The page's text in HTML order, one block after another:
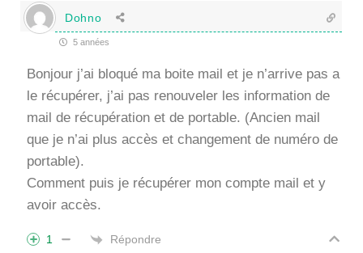
Dohno
5 années
Bonjour j’ai bloqué ma boite mail et je n’arrive pas a
le récupérer, j’ai pas renouveler les information de
mail de récupération et de portable. (Ancien mail
que je n’ai plus accès et changement de numéro de
portable).
Comment puis je récupérer mon compte mail et y
avoir accès.
1 Répondre